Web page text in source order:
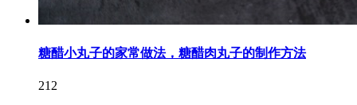
糖醋小丸子的家常做法，糖醋肉丸子的制作方法
212